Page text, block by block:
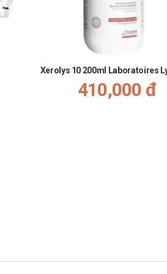
khoa học để đạt hiệu quả như mong
bác sĩ trước khi sử dụng.
ngay bệnh viện để được điều trị.
Xerolys 10 200ml Laboratoires
410,000 đ